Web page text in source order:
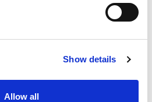
Show details
Allow all
OFFENTLIGGÖR SLUTGILTIGT
företrädesemission